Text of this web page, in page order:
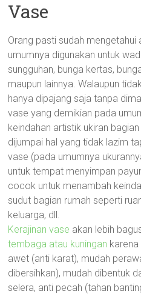
Vase
Orang pasti sudah
umumnya digunakan untuk
sungguhan, bunga kertas,
maupun lainnya. Walaupun
hanya dipajang saja tanpa
vase yang demikian pada
keindahan artistik ukiran
dijumpai hal yang tidak lazim
vase (pada umumnya
untuk tempat menyimpan
cocok untuk menambah
sudut bagian rumah seperti
keluarga, dll.
Kerajinan vase akan lebih
tembaga atau kuningan karena
awet (anti karat), mudah
dibersihkan), mudah dibentuk
selera, anti pecah (tahan